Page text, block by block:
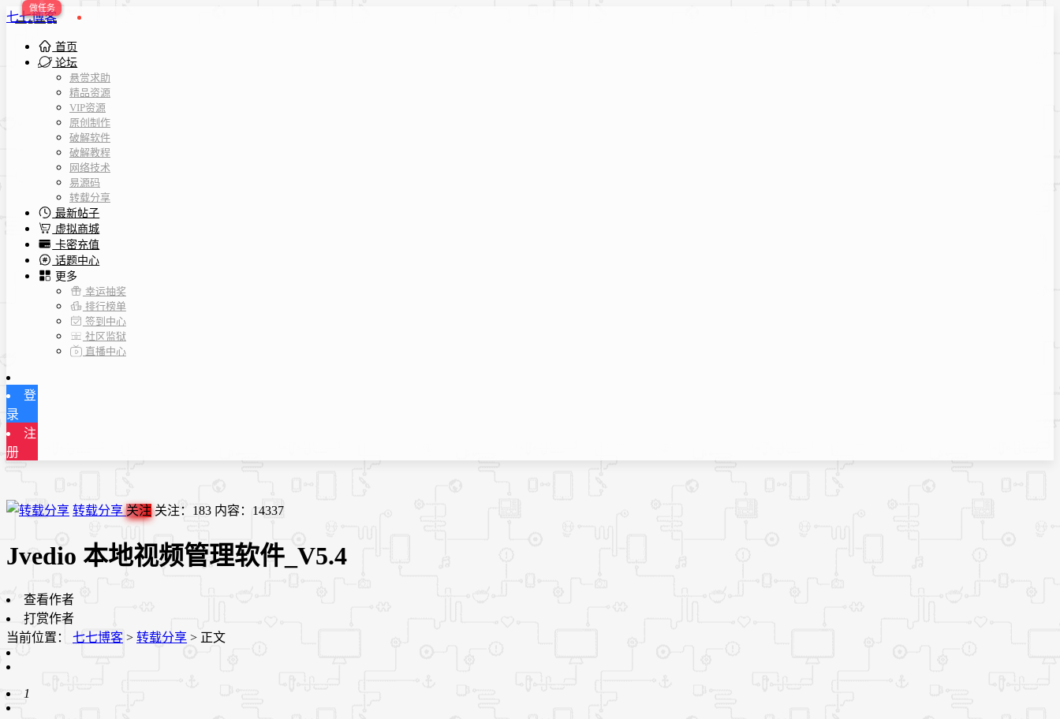
七七博客
首页
论坛
悬赏求助
精品资源
VIP资源
原创制作
破解软件
破解教程
网络技术
易源码
转载分享
最新帖子
虚拟商城
卡密充值
话题中心
更多
幸运抽奖
排行榜单
签到中心
社区监狱
直播中心
登
录
注
册
转载分享关注 关注： 183 内容： 14337
Jvedio 本地视频管理软件_V5.4
查看作者
打赏作者
当前位置： 七七博客 > 转载分享 > 正文
1